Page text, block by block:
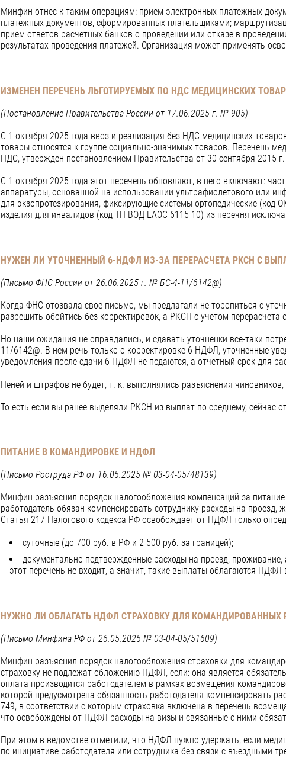
Минфин отнес к таким операциям: прием электронных платежных
платежных документов, сформированных плательщиками;
прием ответов расчетных банков о проведении или отказе в
результатах проведения платежей. Организация может применять
ИЗМЕНЕН ПЕРЕЧЕНЬ ЛЬГОТИРУЕМЫХ ПО НДС МЕДИЦИНСКИХ
(Постановление Правительства России от 17.06.2025 г. № 905)
С 1 октября 2025 года ввоз и реализация без НДС медицинских
товары относятся к группе социально-значимых товаров. Перечень
НДС, утвержден постановлением Правительства от 30 сентября 2015
С 1 октября 2025 года этот перечень обновляют, в него включают:
аппаратуры, основанной на использовании ультрафиолетового или
для экзопротезирования, фиксирующие системы ортопедические
изделия для инвалидов (код ТН ВЭД ЕАЭС 6115 10) из перечня
НУЖЕН ЛИ УТОЧНЕННЫЙ 6-НДФЛ ИЗ-ЗА ПЕРЕРАСЧЕТА РКСН С
(Письмо ФНС России от 26.06.2025 г. № БС-4-11/6142@)
Когда ФНС отозвала свое письмо, мы предлагали не торопиться с
разрешить обойтись без корректировок, а РКСН с учетом
Но наши ожидания не оправдались, и сдавать уточненки все-таки
11/6142@. В нем речь только о корректировке 6-НДФЛ, уточненные
уведомления после сдачи 6-НДФЛ не подаются, а отчетный срок для
Пеней и штрафов не будет, т. к. выполнялись разъяснения
То есть если вы ранее выделяли РКСН из выплат по среднему, сейчас
ПИТАНИЕ В КОМАНДИРОВКЕ И НДФЛ
(Письмо Роструда РФ от 16.05.2025 № 03-04-05/48139)
Минфин разъяснил порядок налогообложения компенсаций за
работодатель обязан компенсировать сотруднику расходы на
Статья 217 Налогового кодекса РФ освобождает от НДФЛ только
суточные (до 700 руб. в РФ и 2 500 руб. за границей);
документально подтвержденные расходы на проезд,
этот перечень не входит, а значит, такие выплаты облагаются
НУЖНО ЛИ ОБЛАГАТЬ НДФЛ СТРАХОВКУ ДЛЯ КОМАНДИРОВАННЫХ
(Письмо Минфина РФ от 26.05.2025 № 03-04-05/51609)
Минфин разъяснил порядок налогообложения страховки для
страховку не подлежат обложению НДФЛ, если: она является
оплата производится работодателем в рамках возмещения
которой предусмотрена обязанность работодателя компенсировать
749, в соответствии с которым страховка включена в перечень
что освобождены от НДФЛ расходы на визы и связанные с ними
При этом в ведомстве отметили, что НДФЛ нужно удержать, если
по инициативе работодателя или сотрудника без связи с въездными